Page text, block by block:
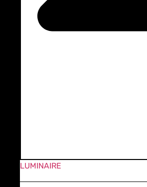
LUMINAIRE